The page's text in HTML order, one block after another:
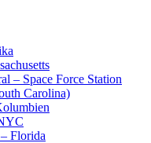
– Space Force Station
Carolina)
Florida